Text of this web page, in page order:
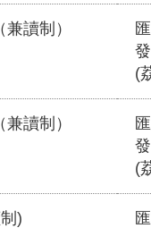
讀制）
(
讀制）
(
)